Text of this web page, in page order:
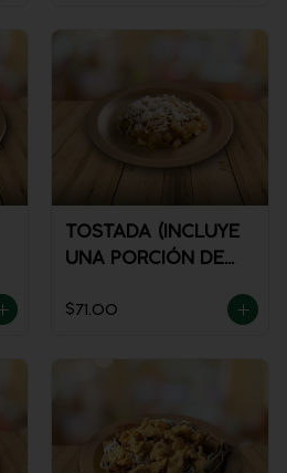
TOSTADA (INCLUYE
UNA PORCIÓN DE
$71.00